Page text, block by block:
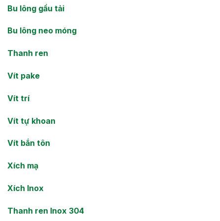
Bu lông gầu tải
Bu lông neo móng
Thanh ren
Vít pake
Vít trí
Vít tự khoan
Vít bắn tôn
Xích mạ
Xích Inox
Thanh ren Inox 304